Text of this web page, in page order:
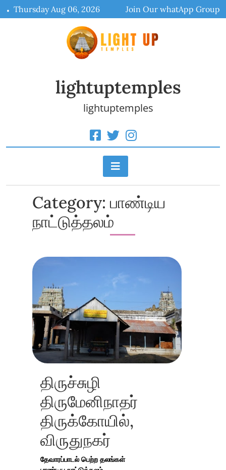
Skip
to
Thursday Aug 06, 2026 Join Our whatApp Group
lightuptemples
lightuptemples
Category: பாண்டிய
நாட்டுத்தலம்
திருச்சுழி
திருமேனிநாதர்
திருக்கோயில்,
விருதுநகர்
தேவாரப்பாடல் பெற்ற தலங்கள்